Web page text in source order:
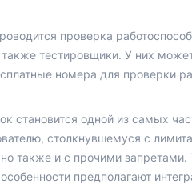
проверка
также тестировщики. У них
номера для проверки
становится одной из самых
столкнувшемуся с
также и с прочими
предполагают